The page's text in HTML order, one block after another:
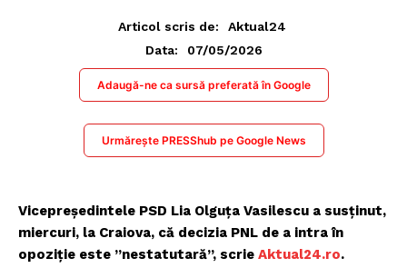
Articol scris de:
Aktual24
Data:
07/05/2026
Adaugă-ne ca sursă preferată în Google
Urmărește PRESShub pe Google News
Vicepreședintele PSD Lia Olguța Vasilescu a susținut,
miercuri, la Craiova, că decizia PNL de a intra în
opoziție este ”nestatutară”, scrie Aktual24.ro.